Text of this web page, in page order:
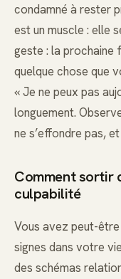
condamné à rester
est un muscle : elle
geste : la prochaine
quelque chose que
« Je ne peux pas
longuement.
ne s’effondre pas,
Comment sortir
culpabilité
Vous avez peut-
signes dans votre
des schémas